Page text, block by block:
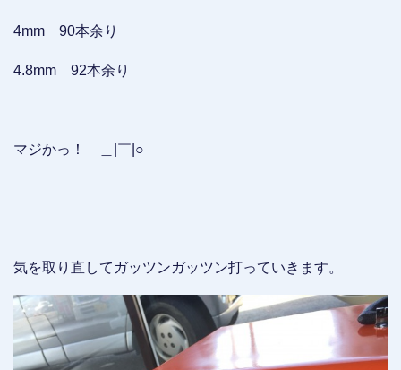
4mm 90本余り
4.8mm 92本余り
マジかっ！ ＿|￣|○
気を取り直してガッツンガッツン打っていきます。